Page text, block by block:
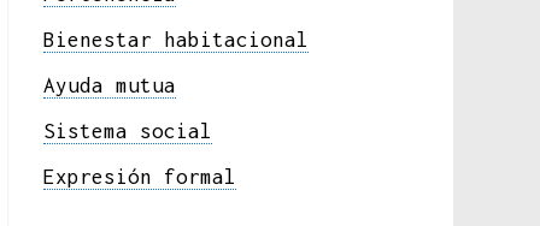
Bienestar habitacional
Ayuda mutua
Sistema social
Expresión formal